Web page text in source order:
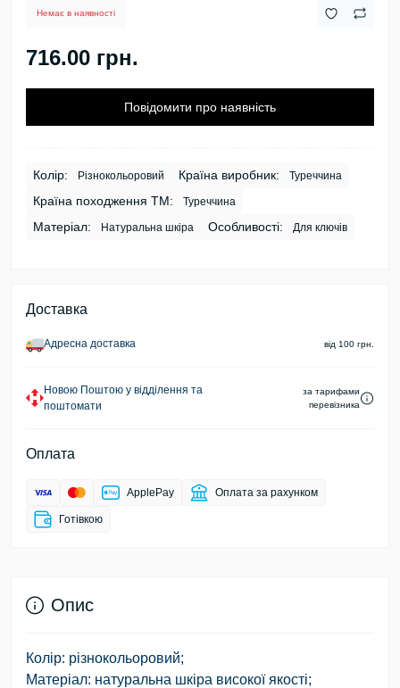
Немає в наявності
716.00 грн.
Повідомити про наявність
Колір: Різнокольоровий Країна виробник: Туреччина
Країна походження ТМ: Туреччина
Матеріал: Натуральна шкіра Особливості: Для ключів
Доставка
Адресна доставка від 100 грн.
Новою Поштою у відділення та
поштомати
за тарифами
перевізника
Оплата
ApplePay Оплата за рахунком
Готівкою
Опис
Колір: різнокольоровий;
Матеріал: натуральна шкіра високої якості;